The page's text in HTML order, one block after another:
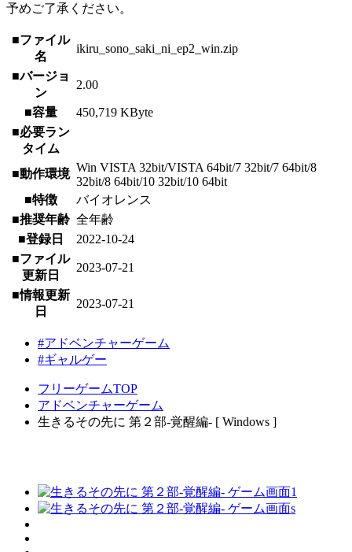
予めご了承ください。
■ファイル
名
ikiru_sono_saki_ni_ep2_win.zip
■バージョ
ン
2.00
■容量
450,719 KByte
■必要ラン
タイム
■動作環境 Win VISTA 32bit/VISTA 64bit/7 32bit/7 64bit/8
32bit/8 64bit/10 32bit/10 64bit
■特徴
バイオレンス
■推奨年齢 全年齢
■登録日
2022-10-24
■ファイル
更新日
2023-07-21
■情報更新
日
2023-07-21
#アドベンチャーゲーム
#ギャルゲー
フリーゲームTOP
アドベンチャーゲーム
生きるその先に 第２部-覚醒編- [ Windows ]